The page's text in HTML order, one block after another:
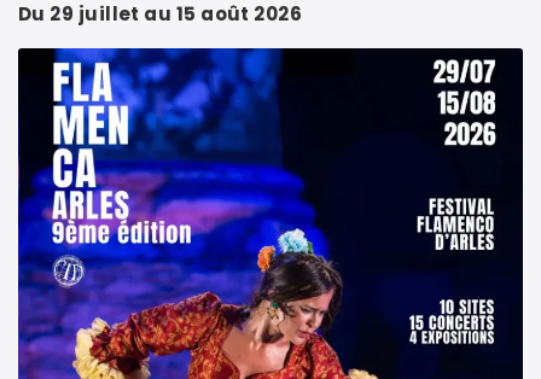
Du 29 juillet au 15 août 2026